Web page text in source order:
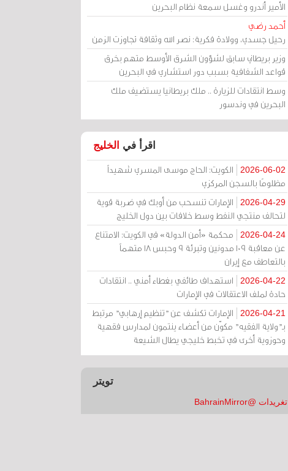
الأمير أندرو وغسل سمعة نظام البحرين
أحمد رضي
رحيل جسدي، وولادة فكرية: نصر الله وثقافة تجاوزت الزمن
وزير بريطاني سابق لشؤون الشرق الأوسط متهم بخرق
قواعد الشفافية بسبب دور استشاري في البحرين
وسط انتقادات للزيارة .. ملك بريطانيا يستضيف ملك
البحرين في وندسور
اقرأ في الخليج
2026-06-02
الكويت: الحاج موسى المسري شهيداً
مظلومًا بالسجن المركزي
2026-04-29
الإمارات تنسحب من أوبك في ضربة قوية
لتحالف منتجي النفط وسط خلافات بين دول الخليج
2026-04-24
محكمة «أمن الدولة» في الكويت: الامتناع
عن معاقبة 109 مدونين وتبرئة 9 وحبس 18 متهماً
بالتعاطف مع إيران
2026-04-22
استهداف طائفي بغطاء أمني .. انتقادات
حادة لملف الاعتقالات في الإمارات
2026-04-21
الإمارات تكشف عن "تنظيم إرهابي" مرتبط
بـ"ولاية الفقيه" مكوّن من أعضاء ينتمون لمدارس فقهية
وحوزوية أخرى في تخبط خليجي يطال الشيعة
تويتر
تغريدات @BahrainMirror